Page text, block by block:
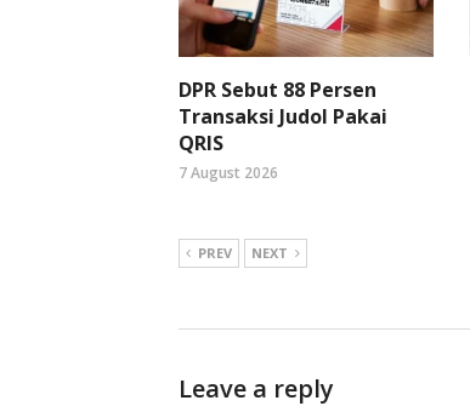
DPR Sebut 88 Persen
Transaksi Judol Pakai
QRIS
7 August 2026
PREV NEXT
Leave a reply